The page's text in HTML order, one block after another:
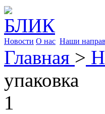
Новости О нас Наши
Главная >
упаковка
1